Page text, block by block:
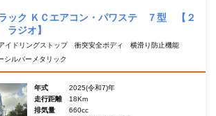
ック ＫＣエアコン・パワステ ７型 【２
ジオ】
イドリングストップ 衝突安全ボディ 横滑り防止機能
シルバーメタリック
年式
2025(令和7)年
走行距離
18Km
排気量
660cc